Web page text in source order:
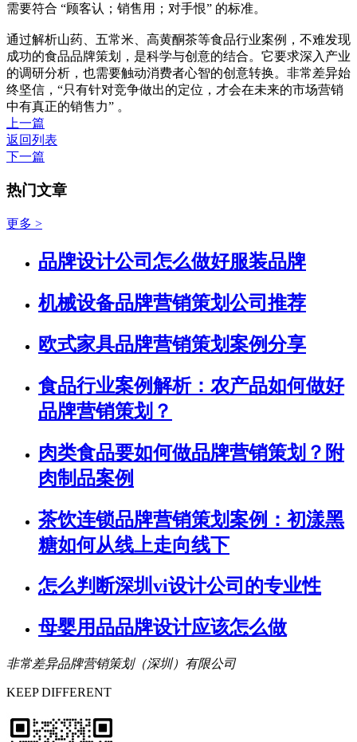
需要符合 “顾客认；销售用；对手恨” 的标准。
通过解析山药、五常米、高黄酮茶等食品行业案例，不难发现
成功的食品品牌策划，是科学与创意的结合。它要求深入产业
的调研分析，也需要触动消费者心智的创意转换。非常差异始
终坚信，“只有针对竞争做出的定位，才会在未来的市场营销
中有真正的销售力” 。
上一篇
返回列表
下一篇
热门文章
更多 >
品牌设计公司怎么做好服装品牌
机械设备品牌营销策划公司推荐
欧式家具品牌营销策划案例分享
食品行业案例解析：农产品如何做好
品牌营销策划？
肉类食品要如何做品牌营销策划？附
肉制品案例
茶饮连锁品牌营销策划案例：初漾黑
糖如何从线上走向线下
怎么判断深圳vi设计公司的专业性
母婴用品品牌设计应该怎么做
非常差异品牌营销策划（深圳）有限公司
KEEP DIFFERENT